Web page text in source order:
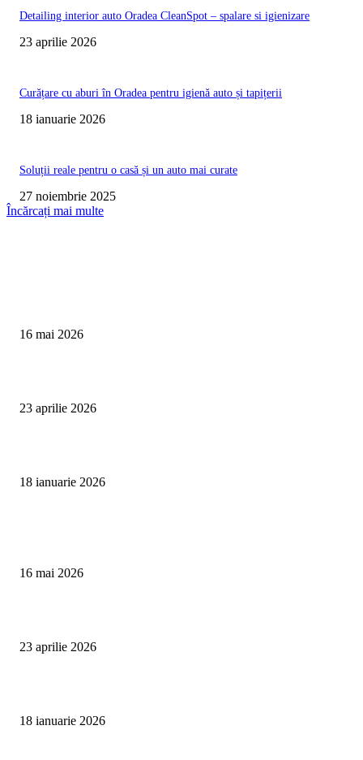
Detailing interior auto Oradea CleanSpot – spalare si igienizare
23 aprilie 2026
Curățare cu aburi în Oradea pentru igienă auto și tapițerii
18 ianuarie 2026
Soluții reale pentru o casă și un auto mai curate
27 noiembrie 2025
Încărcați mai multe
16 mai 2026
23 aprilie 2026
18 ianuarie 2026
16 mai 2026
23 aprilie 2026
18 ianuarie 2026